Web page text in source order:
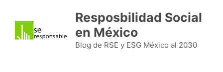
contenido
Resposbilidad Social
en México
Blog de RSE y ESG México al 2030